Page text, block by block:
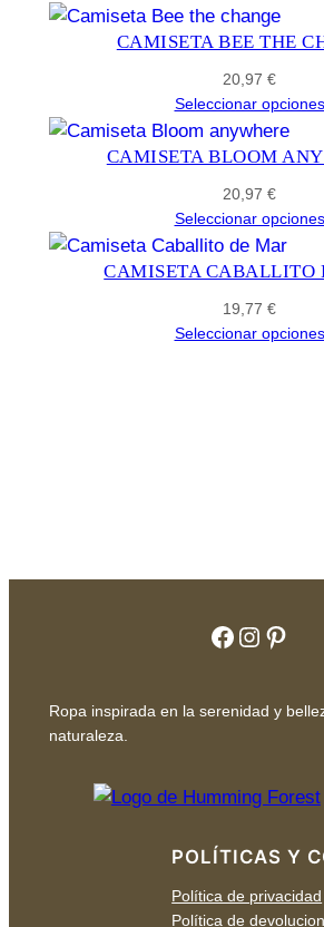
CAMISETA BEE THE
20,97 €
Seleccionar opciones
CAMISETA BLOOM
20,97 €
Seleccionar opciones
CAMISETA CABALLITO
19,77 €
Seleccionar opciones
Facebook
Ropa inspirada en la serenidad y
naturaleza.
POLÍTICAS Y
Política de privacidad
Política de